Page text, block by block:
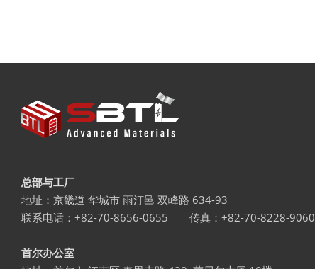
总部与工厂
地址：京畿道 华城市 雨汀邑 双峰路 634-93
联系电话：+82-70-8656-0655
传真：+82-70-8228-9060
首尔办公室